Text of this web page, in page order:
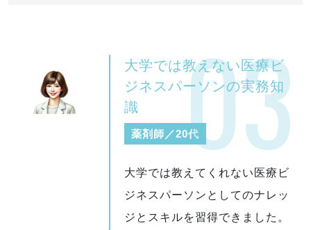
03
大学では教えない医療ビ
ジネスパーソンの実務知
識
薬剤師／20代
大学では教えてくれない医療ビ
ジネスパーソンとしてのナレッ
ジとスキルを習得できました。